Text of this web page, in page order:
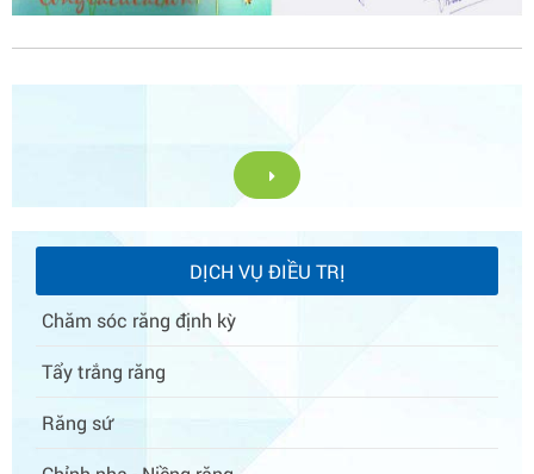
DỊCH VỤ ĐIỀU TRỊ
Chăm sóc răng định kỳ
Tẩy trắng răng
Răng sứ